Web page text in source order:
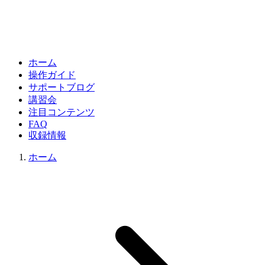
ホーム
操作ガイド
サポートブログ
講習会
注目コンテンツ
FAQ
収録情報
ホーム